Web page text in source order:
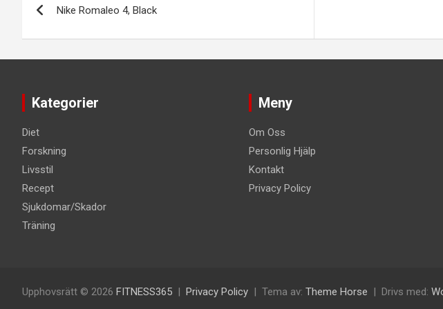
Nike Romaleo 4, Black
Kategorier
Diet
Forskning
Livsstil
Recept
Sjukdomar/Skador
Träning
Meny
Om Oss
Personlig Hjälp
Kontakt
Privacy Policy
Upphovsrätt © 2026 FITNESS365 Privacy Policy Tema av: Theme Horse Drivs med: